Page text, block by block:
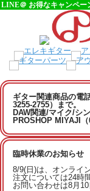
LINE＠ お得なキャンペ
ギター関連商品の電
3255-2755）まで。
DAW関連/マイク/シ
PROSHOP MIYAJI（
臨時休業のお知らせ
8/9(日)は、オンライ
注文については24時
お問い合わせは8月